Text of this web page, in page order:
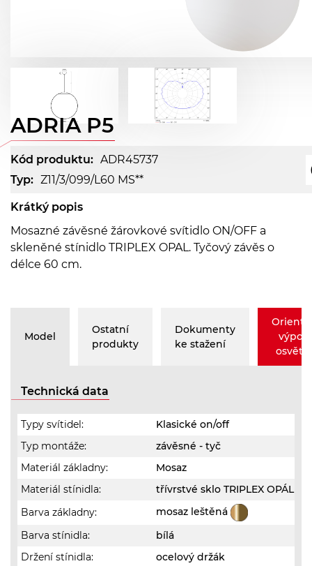
ADRIA P5
Kód produktu: ADR45737
Typ: Z11/3/099/L60 MS**
Krátký popis
Mosazné závěsné žárovkové svítidlo ON/OFF a
skleněné stínidlo TRIPLEX OPAL. Tyčový závěs o
délce 60 cm.
Model
Ostatní
produkty
Dokumenty
ke stažení
Technická data
Typy svítidel:
Klasické on/off
Typ montáže:
závěsné - tyč
Materiál základny:
Mosaz
Materiál stínidla:
třívrstvé sklo TRIPLEX OPÁL
Barva základny:
mosaz leštěná
Barva stínidla:
bílá
Držení stínidla:
ocelový držák